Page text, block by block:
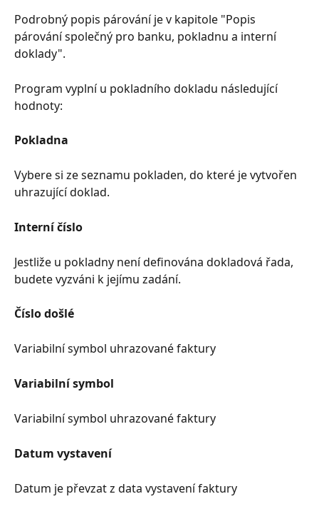
Podrobný popis párování je v kapitole "Popis
párování společný pro banku, pokladnu a interní
doklady".
Program vyplní u pokladního dokladu následující
hodnoty:
Pokladna
Vybere si ze seznamu pokladen, do které je vytvořen
uhrazující doklad.
Interní číslo
Jestliže u pokladny není definována dokladová řada,
budete vyzváni k jejímu zadání.
Číslo došlé
Variabilní symbol uhrazované faktury
Variabilní symbol
Variabilní symbol uhrazované faktury
Datum vystavení
Datum je převzat z data vystavení faktury